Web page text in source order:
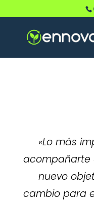
«Lo más
acompañarte
nuevo
cambio para